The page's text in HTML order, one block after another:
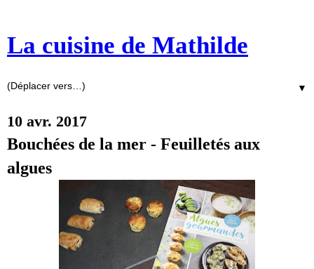
La cuisine de Mathilde
▼
10 avr. 2017
Bouchées de la mer - Feuilletés aux
algues